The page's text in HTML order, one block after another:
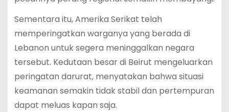
Sementara itu, Amerika Serikat telah
memperingatkan warganya yang berada di
Lebanon untuk segera meninggalkan negara
tersebut. Kedutaan besar di Beirut mengeluarkan
peringatan darurat, menyatakan bahwa situasi
keamanan semakin tidak stabil dan pertempuran
dapat meluas kapan saja.